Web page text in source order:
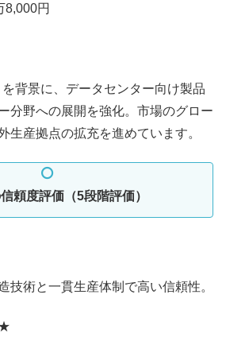
8,000円
背景に、データセンター向け製品
分野への展開を強化。市場のグロー
生産拠点の拡充を進めています。
頼度評価（5段階評価）
技術と一貫生産体制で高い信頼性。